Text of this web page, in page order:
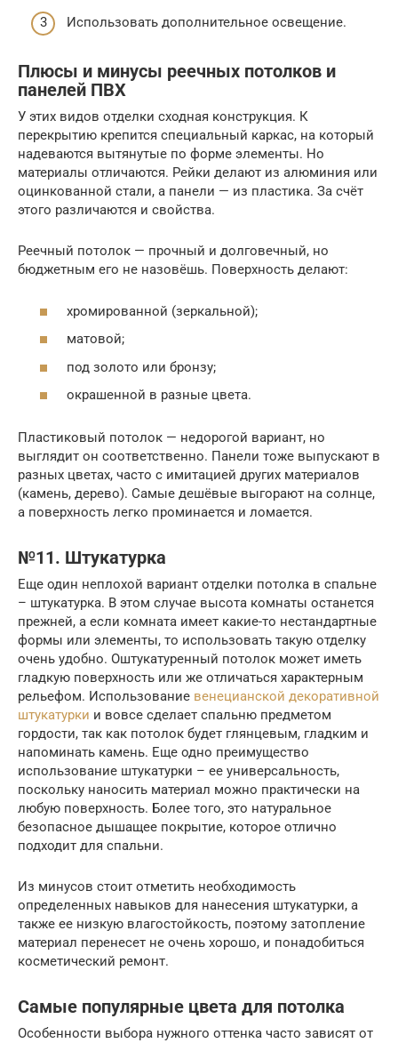
Использовать дополнительное освещение.
Плюсы и минусы реечных потолков и
панелей ПВХ
У этих видов отделки сходная конструкция. К
перекрытию крепится специальный каркас, на который
надеваются вытянутые по форме элементы. Но
материалы отличаются. Рейки делают из алюминия или
оцинкованной стали, а панели — из пластика. За счёт
этого различаются и свойства.
Реечный потолок — прочный и долговечный, но
бюджетным его не назовёшь. Поверхность делают:
хромированной (зеркальной);
матовой;
под золото или бронзу;
окрашенной в разные цвета.
Пластиковый потолок — недорогой вариант, но
выглядит он соответственно. Панели тоже выпускают в
разных цветах, часто с имитацией других материалов
(камень, дерево). Самые дешёвые выгорают на солнце,
а поверхность легко проминается и ломается.
№11. Штукатурка
Еще один неплохой вариант отделки потолка в спальне
– штукатурка. В этом случае высота комнаты останется
прежней, а если комната имеет какие-то нестандартные
формы или элементы, то использовать такую отделку
очень удобно. Оштукатуренный потолок может иметь
гладкую поверхность или же отличаться характерным
рельефом. Использование венецианской декоративной
штукатурки и вовсе сделает спальню предметом
гордости, так как потолок будет глянцевым, гладким и
напоминать камень. Еще одно преимущество
использование штукатурки – ее универсальность,
поскольку наносить материал можно практически на
любую поверхность. Более того, это натуральное
безопасное дышащее покрытие, которое отлично
подходит для спальни.
Из минусов стоит отметить необходимость
определенных навыков для нанесения штукатурки, а
также ее низкую влагостойкость, поэтому затопление
материал перенесет не очень хорошо, и понадобиться
косметический ремонт.
Самые популярные цвета для потолка
Особенности выбора нужного оттенка часто зависят от